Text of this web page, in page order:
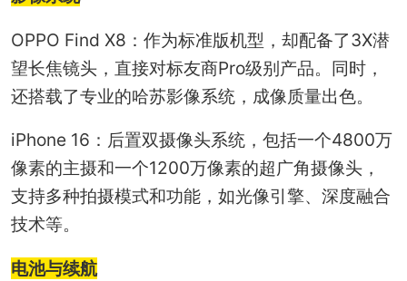
OPPO Find X8：作为标准版机型，却配备了3X潜
望长焦镜头，直接对标友商Pro级别产品。同时，
还搭载了专业的哈苏影像系统，成像质量出色。
iPhone 16：后置双摄像头系统，包括一个4800万
像素的主摄和一个1200万像素的超广角摄像头，
支持多种拍摄模式和功能，如光像引擎、深度融合
技术等。
电池与续航